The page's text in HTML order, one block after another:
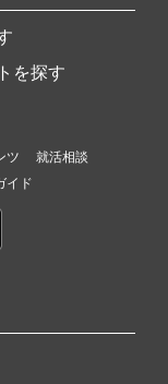
を探す
ツ
就活相談
イド